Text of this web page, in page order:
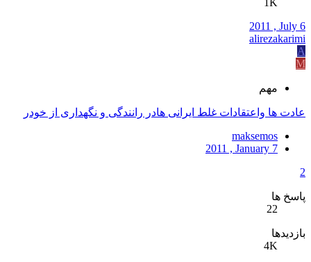
1K
2011 , July 6
alirezakarimi
A
M
مهم
عادت ها واعتقادات غلط ایرانی هادر رانندگی و نگهداری از خودر
maksemos
2011 , January 7
2
پاسخ ها
22
بازدیدها
4K